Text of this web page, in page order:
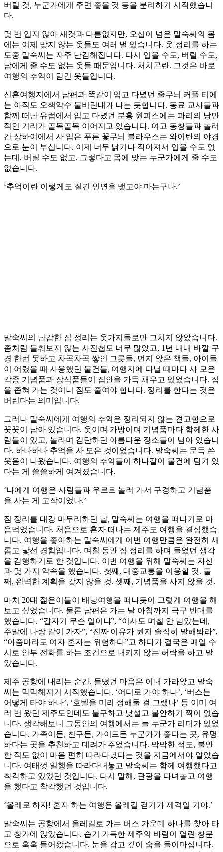
버릴 것, 누군가에게 주면 좋을 것 등을 분리하기 시작했습니
다.
몇 번 입지 않아 새것과 다름없지만, 오십이 넘은 말숙씨의 몸
에는 이제 맞지 않는 옷들도 여러 벌 있습니다. 옷 정리를 하는
도중 말숙씨는 자주 난감해집니다. 다시 입을 수도, 버릴 수도,
남에게 줄 수도 없는 옷들 때문입니다. 처치곤란. 그것은 바로
여행의 추억이 담긴 옷들입니다.
신혼여행지에서 남편과 똑같이 입고 다녔던 줄무늬 커플 티에
는 아직도 오색약수 물비린내가 나는 듯합니다. 동료 교사들과
함께 떠난 유럽에서 입고 다녔던 분홍 원피스에는 파리의 낭만
적인 거리가 골목골목 이어지고 있습니다. 여고 동창들과 놀러
간 상하이에서 사 입은 푸른 꽃무늬 블라우스는 와이탄의 야경
으로 눈이 부십니다. 이제 너무 낡거나 작아져서 입을 수도 없
는데, 버릴 수도 없고, 그렇다고 몸에 맞는 누군가에게 줄 수도
없습니다.
‘추억이란 이렇게도 질긴 인연을 맺고야 마는구나.’
말숙씨의 난감한 짐 정리는 옷가지들로만 그치지 않았습니다.
좀처럼 들춰보지 않는 사진첩도 너무 많았고, 1년 내내 바깥 구
경 한번 못하고 차곡차곡 쌓인 그릇들, 먼지 앉은 책들, 아이들
이 어렸을 때 사용했던 물건들, 여행지에 다닐 때마다 사 모은
각종 기념품과 장식품들이 집안을 가득 채우고 있었습니다. 집
을 좁혀 가는 것이니 짐도 줄여야 합니다. 정리를 한다는 것은
버린다는 의미입니다.
그러나 말숙씨에게 여행의 추억은 정리되지 않는 견고함으로
꿋꿋이 남아 있습니다. 옷이며 가방이며 기념품마다 함께한 사
람들이 있고, 놀라며 감탄하던 아름다운 장소들이 남아 있습니
다. 하나하나 추억을 사 모은 것이었습니다. 말숙씨는 문득 쓴
웃음이 나왔습니다. 여행의 추억들이 하나같이 물건에 담겨 있
다는 게 쓸쓸하게 여겨졌습니다.
‘나에게 여행은 사람들과 우르르 놀러 가서 구경하고 기념품
을 사는 게 고작이었나.’
짐 정리를 대강 마무리하던 날, 말숙씨는 여행을 떠나기로 마
음먹었습니다. 처음으로 혼자 떠나는 제주도 여행을 결심했습
니다. 여행을 좋아하는 말숙씨에게 이번 여행만큼은 완전히 새
롭고 낯선 경험입니다. 며칠 동안 짐 정리를 하며 들었던 생각
을 감행하기로 한 것입니다. 이번 여행을 위해 말숙씨는 자신
과 몇 가지 약속을 했습니다. 첫째, 대중교통을 이용할 것. 둘
째, 완벽한 계획을 갖지 않을 것. 셋째, 기념품을 사지 않을 것.
마치 20대 젊은이들이 배낭여행을 떠나듯이 그렇게 여행을 해
보고 싶었습니다. 물론 남편은 가는 날 아침까지 극구 반대를
했습니다. “갑자기 무슨 일이냐”, “이사도 며칠 안 남았는데,
주말에 나랑 같이 가자”, “진짜 이유가 뭔지 솔직히 말해봐라”,
“아줌마라도 여자 혼자는 위험하다”고 하다가 결국은 매일 수
시로 안부 전화를 하는 조건으로 내키지 않는 허락을 하고 말
았습니다.
제주 공항에 내리는 순간, 들떴던 마음은 이내 가라앉고 말숙
씨는 막막해지기 시작했습니다. ‘어디로 가야 하나’, ‘버스는
어떻게 타야 하나’, ‘호텔을 미리 정해둘 걸 그랬나’ 등 이미 여
러 번 왔던 제주도인데도 불구하고 낯설고 불안하기 짝이 없습
니다. 생각해보니 그동안의 여행에서는 늘 누군가 리더가 있었
습니다. 가족이든, 친구든, 가이드든 누군가가 좋다는 곳, 유명
하다는 곳을 추천하고 데려가 주었습니다. 막막한 적도, 불안
한 적도 없이 마음 편히 따라다녔다는 것을 지금에서야 알았습
니다. 여태껏 일행을 따라다녀놓고 말숙씨는 함께 여행했다고
착각하고 있었던 것입니다. 다시 말해, 관광을 다녀놓고 여행
을 했다고 착각했던 것입니다.
‘올레로 하자! 혼자 하는 여행은 올레길 걷기가 제격일 거야.’
말숙씨는 공항에서 올레길로 가는 버스 가운데 하나를 찾아 타
고 창가에 앉았습니다. 습기 가득한 제주의 바람이 열린 창문
으로 훅훅 들어왔습니다. 눈을 감고 깊이 숨을 들이마십니다.